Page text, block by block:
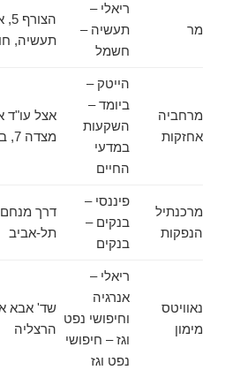
ריאלי –
תעשיה –
חשמל
הצורף 5, אזור
תעשיה, חולון
מרחביה
אחזקות
הייטק –
ביומד –
השקעות
במדעי
החיים
אצל עו"ד ארם,
מצדה 7, בני ברק
מרכנתיל
הנפקות
פיננסי –
בנקים –
בנקים
תל-אביב
נאוויטס
מימון
ריאלי –
אנרגיה
וחיפושי נפט
וגז – חיפושי
נפט וגז
הרצליה